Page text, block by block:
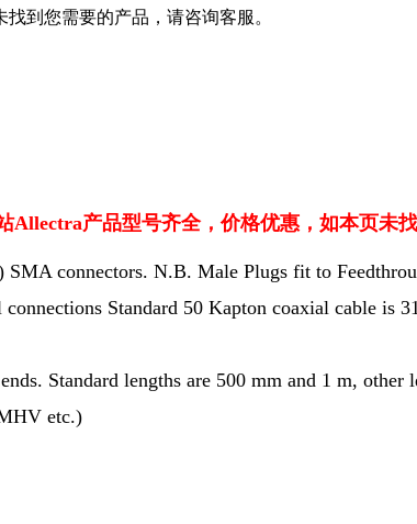
找到您需要的产品，请咨询客服。
Allectra产品型号齐全，价格优惠，如本页未
connectors. N.B. Male Plugs fit to
Standard 50 Kapton coaxial cable is
Standard lengths are 500 mm and 1 m,
etc.)